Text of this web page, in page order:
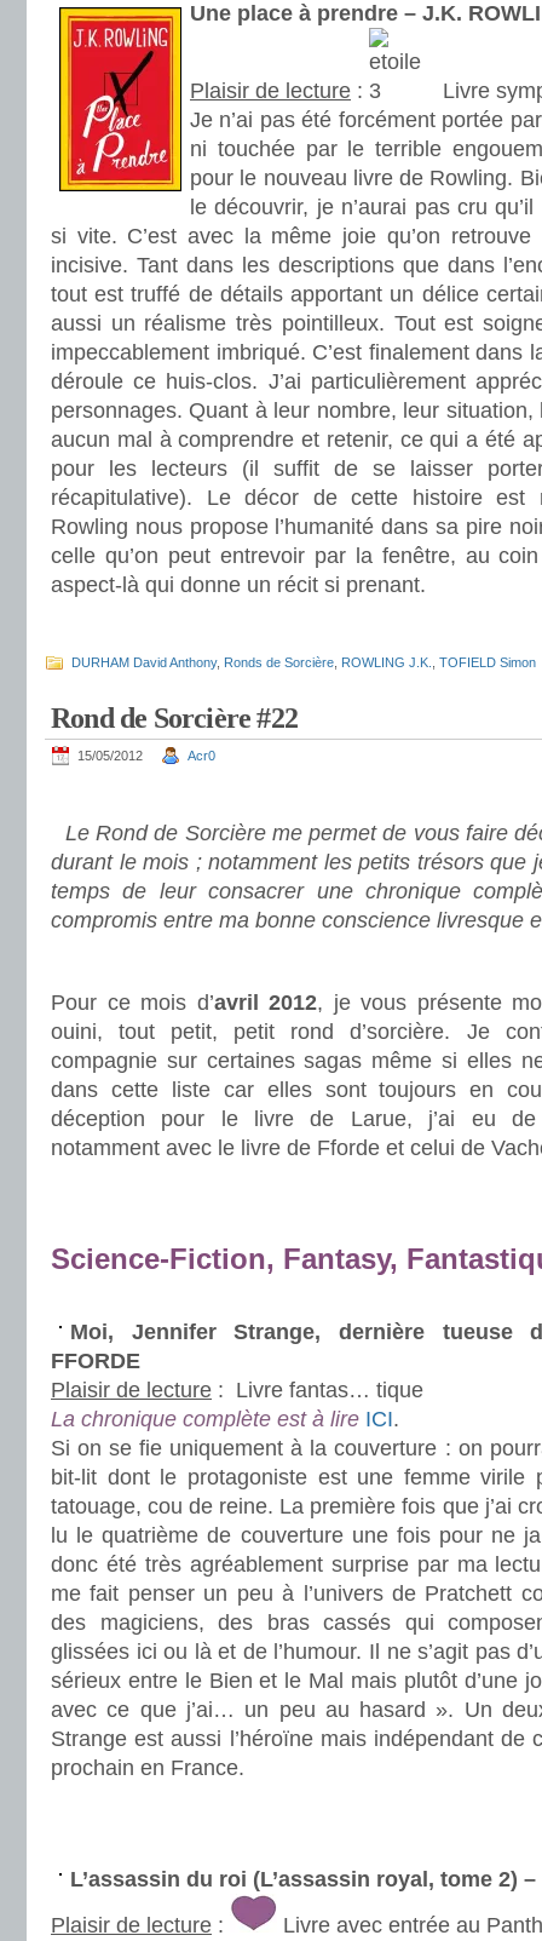
Une place à prendre – J.K.
Plaisir de lecture :
Livre
Je n’ai pas été forcément portée
ni touchée par le terrible
pour le nouveau livre de Rowling.
le découvrir, je n’aurai pas cru
si vite. C’est avec la même joie qu’on
incisive. Tant dans les descriptions que dans
tout est truffé de détails apportant un délice
aussi un réalisme très pointilleux. Tout est
impeccablement imbriqué. C’est finalement dans
déroule ce huis-clos. J’ai particulièrement
personnages. Quant à leur nombre, leur situation,
aucun mal à comprendre et retenir, ce qui a été
pour les lecteurs (il suffit de se laisser
récapitulative). Le décor de cette histoire est
Rowling nous propose l’humanité dans sa pire
celle qu’on peut entrevoir par la fenêtre, au
aspect-là qui donne un récit si prenant.
DURHAM David Anthony, Ronds de Sorcière ROWLING J.K. TOFIELD Simon
Rond de Sorcière #22
15/05/2012 Acr0
Le Rond de Sorcière me permet de vous faire
durant le mois ; notamment les petits trésors que
temps de leur consacrer une chronique
compromis entre ma bonne conscience livresque
Pour ce mois d’avril 2012, je vous présente
ouini, tout petit, petit rond d’sorcière. Je
compagnie sur certaines sagas même si elles
dans cette liste car elles sont toujours en
déception pour le livre de Larue, j’ai eu de
notamment avec le livre de Fforde et celui de
Science-Fiction, Fantasy,
Moi, Jennifer Strange, dernière tueuse
FFORDE
Plaisir de lecture : Livre fantas… tique
La chronique complète est à lire ICI.
Si on se fie uniquement à la couverture : on
bit-lit dont le protagoniste est une femme virile
tatouage, cou de reine. La première fois que j’ai
lu le quatrième de couverture une fois pour ne
donc été très agréablement surprise par ma
me fait penser un peu à l’univers de Pratchett
des magiciens, des bras cassés qui
glissées ici ou là et de l’humour. Il ne s’agit pas
sérieux entre le Bien et le Mal mais plutôt d’une
avec ce que j’ai… un peu au hasard ». Un
Strange est aussi l’héroïne mais indépendant de
prochain en France.
L’assassin du roi (L’assassin royal, tome 2)
Plaisir de lecture :
Livre avec entrée au